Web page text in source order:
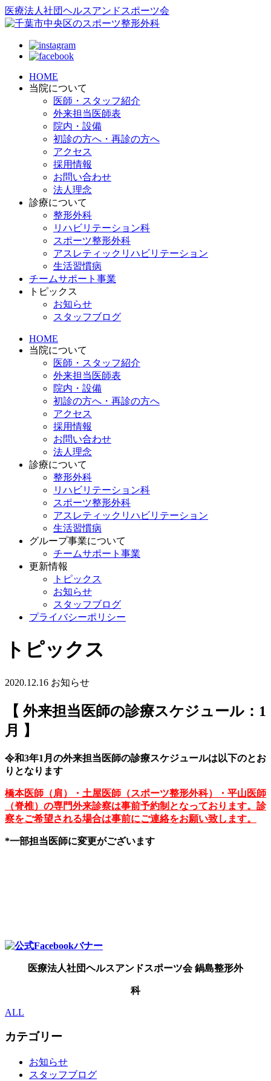
医療法人社団ヘルスアンドスポーツ会
HOME
当院について
医師・スタッフ紹介
外来担当医師表
院内・設備
初診の方へ・再診の方へ
アクセス
採用情報
お問い合わせ
法人理念
診療について
整形外科
リハビリテーション科
スポーツ整形外科
アスレティックリハビリテーション
生活習慣病
チームサポート事業
トピックス
お知らせ
スタッフブログ
HOME
当院について
医師・スタッフ紹介
外来担当医師表
院内・設備
初診の方へ・再診の方へ
アクセス
採用情報
お問い合わせ
法人理念
診療について
整形外科
リハビリテーション科
スポーツ整形外科
アスレティックリハビリテーション
生活習慣病
グループ事業について
チームサポート事業
更新情報
トピックス
お知らせ
スタッフブログ
プライバシーポリシー
トピックス
2020.12.16 お知らせ
【 外来担当医師の診療スケジュール：1
月 】
令和3年1月の外来担当医師の診療スケジュールは以下のとお
りとなります
橋本医師（肩）・土屋医師（スポーツ整形外科）・平山医師
（脊椎）の専門外来診察は事前予約制となっております。診
察をご希望される場合は事前にご連絡をお願い致します。
*一部担当医師に変更がございます
医療法人社団ヘルスアンドスポーツ会 鍋島整形外
科
ALL
カテゴリー
お知らせ
スタッフブログ